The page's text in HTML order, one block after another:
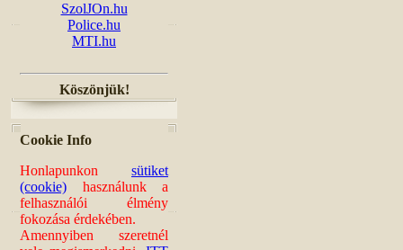
SzolJOn.hu
Police.hu
MTI.hu
Köszönjük!
Cookie Info
Honlapunkon sütiket
(cookie) használunk a
felhasználói élmény
fokozása érdekében.
Amennyiben szeretnél